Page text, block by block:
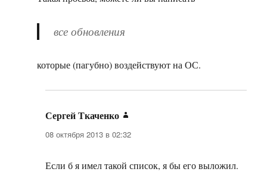
все обновления
которые (пагубно) воздействуют на ОС.
Сергей Ткаченко
08 октября 2013 в 02:32
Если б я имел такой список, я бы его выложил.